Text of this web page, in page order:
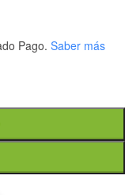
Pago. Saber más